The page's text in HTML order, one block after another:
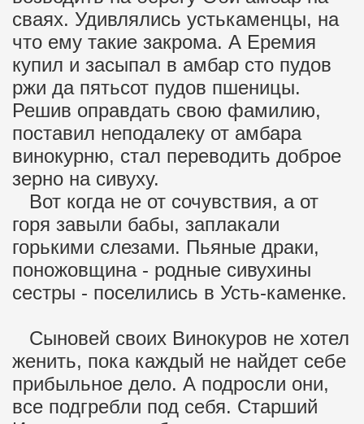
сваях. Удивлялись устькаменцы, на
что ему такие закрома. А Еремия
купил и засыпал в амбар сто пудов
ржи да пятьсот пудов пшеницы.
Решив оправдать свою фамилию,
поставил неподалеку от амбара
винокурню, стал переводить доброе
зерно на сивуху.
Вот когда не от сочувствия, а от
горя завыли бабы, заплакали
горькими слезами. Пьяные драки,
поножовщина - родные сивухины
сестры - поселились в Усть-каменке.
Сыновей своих Винокуров не хотел
женить, пока каждый не найдет себе
прибыльное дело. А подросли они,
все подгребли под себя. Старший